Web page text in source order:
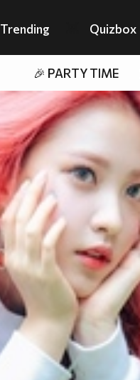
Trending Quizbox
🎉 PARTY TIME